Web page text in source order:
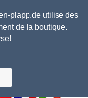
plapp.de utilise des
de la boutique.